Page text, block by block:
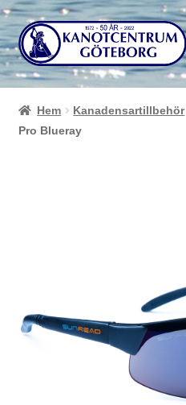
Hoppa
till
navigering
Hoppa
till
innehåll
Hem Kanadensartillbehör
Pro Blueray